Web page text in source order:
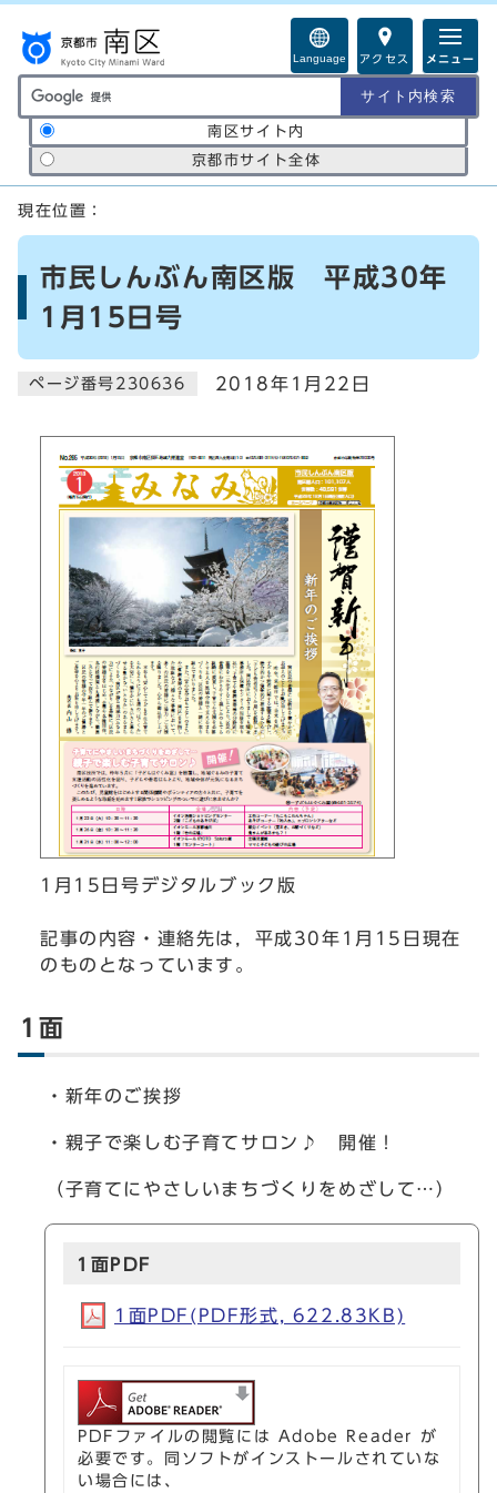
Language アクセス メニュー
サイト内検索の範囲
南区サイト内
京都市サイト全体
ここから本文です
現在位置：
市民しんぶん南区版 平成30年
1月15日号
ページ番号230636 2018年1月22日
1月15日号デジタルブック版
記事の内容・連絡先は，平成30年1月15日現在
のものとなっています。
1面
・新年のご挨拶
・親子で楽しむ子育てサロン♪ 開催！
（子育てにやさしいまちづくりをめざして…）
1面PDF
1面PDF(PDF形式, 622.83KB)
PDFファイルの閲覧には Adobe Reader が
必要です。同ソフトがインストールされていな
い場合には、